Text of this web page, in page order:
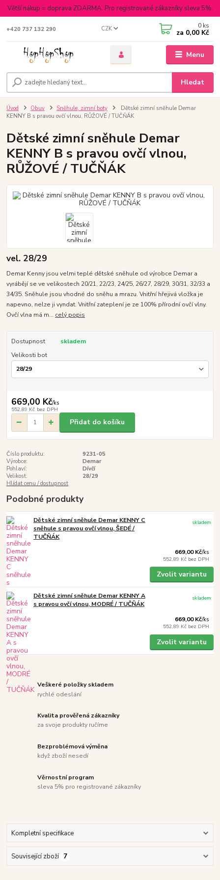
Větší nákup = doprava ZDARMA. Pro registrované zákazníky sleva 5%.
Menu
CZK
Hledat
+420 737 132 290 0 ks
za 0,00 Kč
Úvod Obuv Sněhule, zimní boty
Dětské zimní sněhule Demar
KENNY B s pravou ovčí vlnou, RŮŽOVÉ / TUČŇÁK
Dětské zimní sněhule Demar
KENNY B s pravou ovčí vlnou,
RŮŽOVÉ / TUČŇÁK
vel. 28/29
Demar Kenny jsou velmi teplé dětské sněhule od výrobce Demar a
vyrábějí se ve velikostech 20/21, 22/23, 24/25, 26/27, 28/29, 30/31, 32/33 a
34/35. Sněhule jsou vhodné do sněhu a mrazu. Vnitřní hřejivá vložka je
napevno, nelze ji vyndat. Vnitřní zateplení je ze 100% přírodní ovčí vlny.
Ovčí vlna má m... celý popis
Dostupnost
skladem
Velikosti bot
669,00 Kč/ks
552,89 Kč bez DPH
Přidat do košíku
Číslo produktu:
9231-05
Výrobce:
Demar
Pohlaví:
Dívčí
Velikost:
28/29
Hlídat cenu / dostupnost
Podobné produkty
Dětské zimní sněhule Demar KENNY C
sněhule s pravou ovčí vlnou, ŠEDÉ /
TUČŇÁK
669,00 Kč/ks
552,89 Kč bez DPH
skladem
Zvolit variantu
Dětské zimní sněhule Demar KENNY A
s pravou ovčí vlnou, MODRÉ / TUČŇÁK
669,00 Kč/ks
552,89 Kč bez DPH
skladem
Zvolit variantu
Veškeré položky skladem
rychlé odeslání
Kvalita prověřená zákazníky
za svoje produkty ručíme
Bezproblémová výměna
když zboží nesedí
Věrnostní program
sleva 5% pro registrované zákazníky
Kompletní specifikace
Související zboží 7